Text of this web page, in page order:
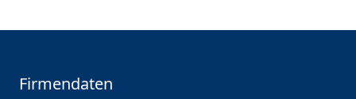
Firmendaten